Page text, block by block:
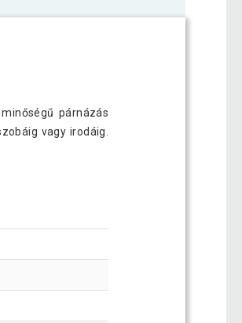
párnázás
vagy irodáig.